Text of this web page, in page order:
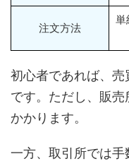
注文方法
単
初心者であれば、
です。ただし、販
かかります。
一方、取引所では